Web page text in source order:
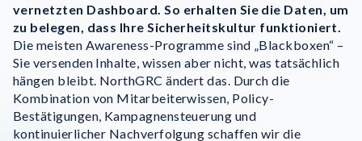
vernetzten Dashboard. So erhalten Sie die Daten, um
zu belegen, dass Ihre Sicherheitskultur funktioniert.
Die meisten Awareness-Programme sind „Blackboxen“ –
Sie versenden Inhalte, wissen aber nicht, was tatsächlich
hängen bleibt. NorthGRC ändert das. Durch die
Kombination von Mitarbeiterwissen, Policy-
Bestätigungen, Kampagnensteuerung und
kontinuierlicher Nachverfolgung schaffen wir die